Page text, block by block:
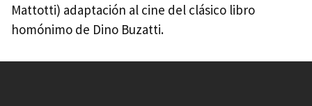
Mattotti) adaptación al cine del clásico libro
homónimo de Dino Buzatti.